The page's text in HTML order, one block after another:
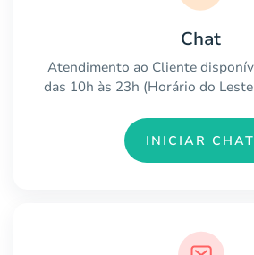
Chat
Atendimento ao Cliente
das 10h às 23h (Horário do
INICIAR CHAT